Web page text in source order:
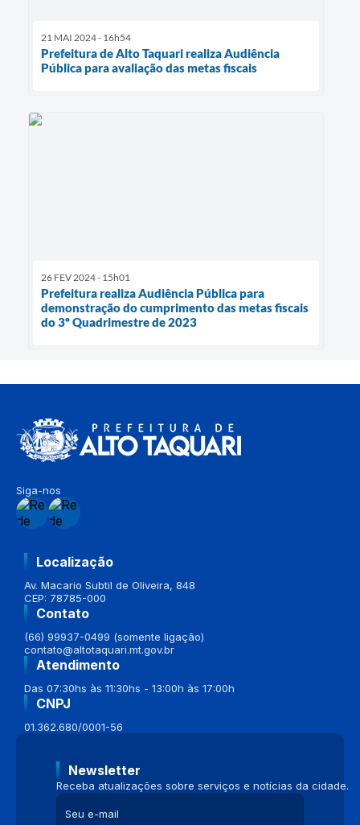
21 MAI 2024 - 16h54
Prefeitura de Alto Taquari realiza Audiência
Pública para avaliação das metas fiscais
26 FEV 2024 - 15h01
Prefeitura realiza Audiência Pública para
demonstração do cumprimento das metas fiscais
do 3º Quadrimestre de 2023
Siga-nos
Localização
Av. Macario Subtil de Oliveira, 848
CEP: 78785-000
Contato
(66) 99937-0499 (somente ligação)
contato@altotaquari.mt.gov.br
Atendimento
Das 07:30hs às 11:30hs - 13:00h às 17:00h
CNPJ
01.362.680/0001-56
Newsletter
Receba atualizações sobre serviços e notícias da cidade.